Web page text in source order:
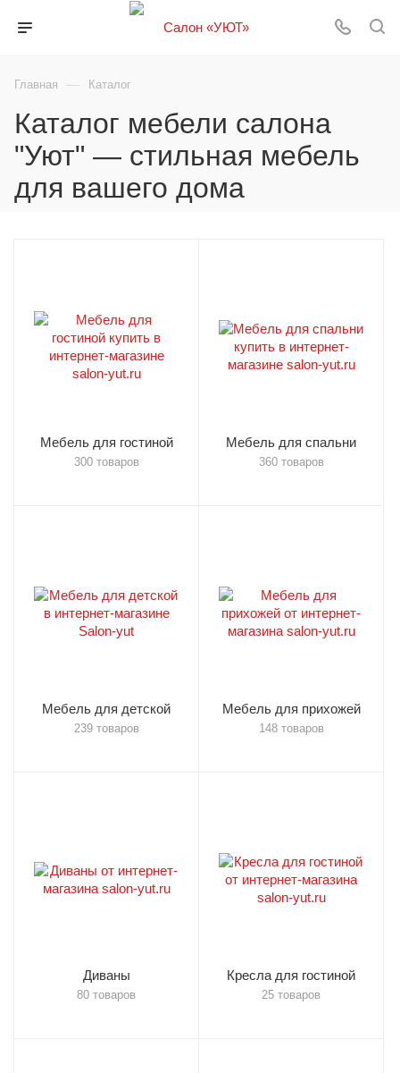
Главная — Каталог
Каталог мебели салона
"Уют" — стильная мебель
для вашего дома
Мебель для гостиной
300 товаров
Мебель для спальни
360 товаров
Мебель для детской
239 товаров
Мебель для прихожей
148 товаров
Диваны
80 товаров
Кресла для гостиной
25 товаров